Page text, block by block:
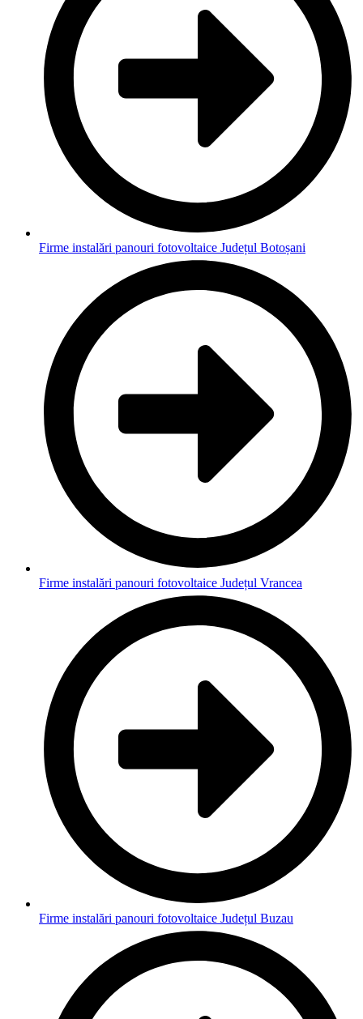
Firme instalări panouri fotovoltaice Județul Botoșani
Firme instalări panouri fotovoltaice Județul Vrancea
Firme instalări panouri fotovoltaice Județul Buzau